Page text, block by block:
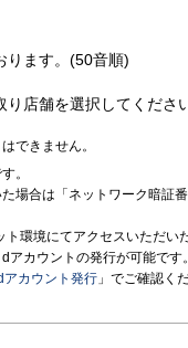
ります。(50音順)
店舗を選択してください
できません。
。
場合は「ネットワーク暗証
環境にてアクセスいただ
カウントの発行が可能です。
アカウント発行 」でご確認く